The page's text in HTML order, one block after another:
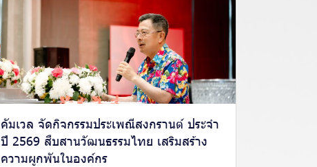
คัมเวล จัดกิจกรรมประเพณีสงกรานต์ ประจำ
ปี 2569 สืบสานวัฒนธรรมไทย เสริมสร้าง
ความผูกพันในองค์กร